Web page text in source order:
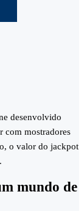
desenvolvido
com mostradores
o valor do jackpot
mundo de